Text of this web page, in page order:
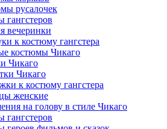
русалочек
гангстеров
вечеринки
к костюму гангстера
костюмы Чикаго
Чикаго
Чикаго
к костюму гангстера
женские
на голову в стиле Чикаго